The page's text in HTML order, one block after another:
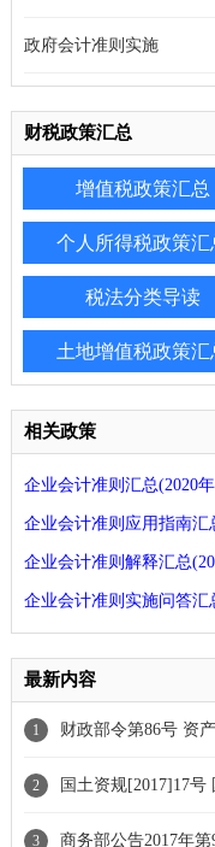
政府会计准则实施
财税政策汇总
增值税政策汇总
个人所得税政策汇
税法分类导读
土地增值税政策汇
相关政策
企业会计准则汇总(2020
企业会计准则应用指南汇
企业会计准则解释汇总
企业会计准则实施问答汇
最新内容
1 财政部令第86号 资
2 国土资规[2017]17
行业监督管理委员会关
3 商务部公告2017年